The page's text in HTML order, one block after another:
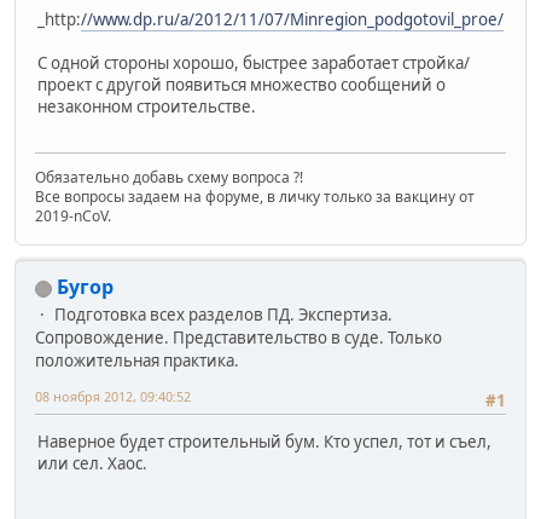
_http://www.dp.ru/a/2012/11/07/Minregion_podgotovil_proe/
С одной стороны хорошо, быстрее заработает стройка/
проект с другой появиться множество сообщений о
незаконном строительстве.
Обязательно добавь схему вопроса ?!
Все вопросы задаем на форуме, в личку только за вакцину от
2019-nCoV.
Бугор
Подготовка всех разделов ПД. Экспертиза.
Сопровождение. Представительство в суде. Только
положительная практика.
#1
08 ноября 2012, 09:40:52
Наверное будет строительный бум. Кто успел, тот и съел,
или сел. Хаос.